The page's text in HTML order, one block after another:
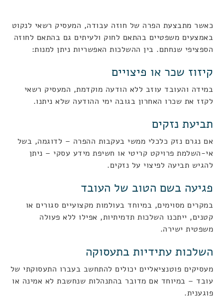
כאשר מתבצעת הפרה של חוזה עבודה, המעסיק רשאי לנקוט
באמצעים משפטיים בהתאם לחוק ולעיתים גם בהתאם לחוזה
הספציפי שנחתם. בין ההשלכות האפשריות ניתן למנות:
קיזוז שכר או פיצויים
במידה והעובד עוזב ללא הודעה מוקדמת, המעסיק רשאי
לקזז את שכרו האחרון בגובה ימי ההודעה שלא ניתנו.
תביעת נזקים
אם נגרם נזק כלכלי ממשי בעקבות ההפרה – לדוגמה, בשל
אי-השלמת פרויקט קריטי או חשיפת מידע עסקי – ניתן
להגיש תביעה לפיצוי על נזקים.
פגיעה בשם הטוב של העובד
במקרים מסוימים, במיוחד בעולמות מקצועיים סגורים או
קטנים, ייתכנו השלכות תדמיתיות, אפילו ללא פעולה
משפטית ישירה.
השלכות עתידיות בתעסוקה
מעסיקים פוטנציאליים יכולים להתחשב בעברו התעסוקתי של
עובד – במיוחד אם מדובר בהתנהלות שנחשבת לא אמינה או
פוגענית.